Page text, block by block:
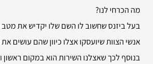
מה הכרחי לנו?
בעל ביזנס שחשוב לו השם שלו יקדיש את
אנשי הצוות שיועסקו אצלו כיוון שהם עושים
בנוסף לכך שאצלנו השירות הוא במקום ראשון